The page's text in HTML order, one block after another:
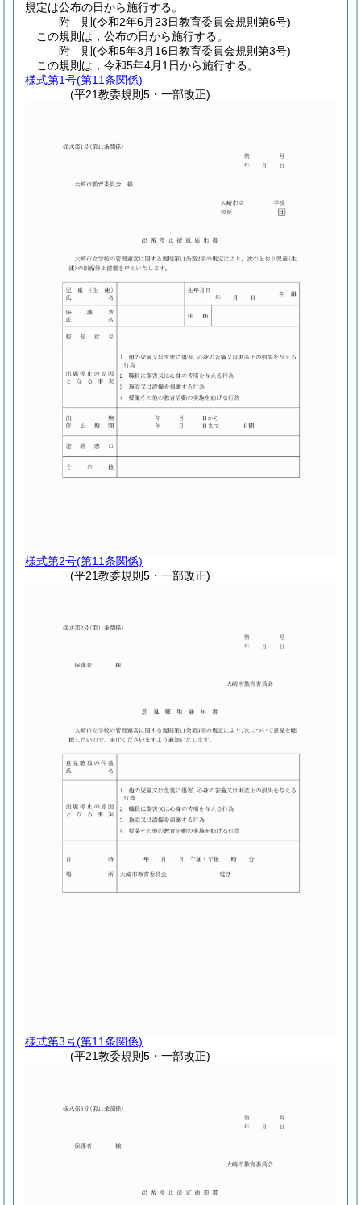
規定は公布の日から施行する。
附 則(令和2年6月23日教育委員会規則第6号)
この規則は，公布の日から施行する。
附 則(令和5年3月16日教育委員会規則第3号)
この規則は，令和5年4月1日から施行する。
様式第1号(第11条関係)
(平21教委規則5・一部改正)
様式第2号(第11条関係)
(平21教委規則5・一部改正)
様式第3号(第11条関係)
(平21教委規則5・一部改正)